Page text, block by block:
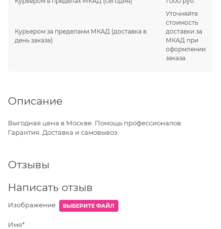
Курьером за пределами МКАД (доставка в
день заказа)
Уточняйте
стоимость
доставки за
МКАД при
оформлении
заказа
Описание
Выгодная цена в Москве. Помощь профессионалов.
Гарантия. Доставка и самовывоз.
Отзывы
Написать отзыв
Изображение ВЫБЕРИТЕ ФАЙЛ
Имя